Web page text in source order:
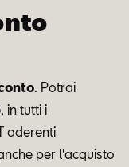
. Potrai
, in tutti i
aderenti
per l'acquisto